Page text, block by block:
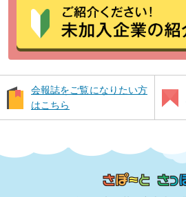
会報誌をご覧になりたい方
はこちら